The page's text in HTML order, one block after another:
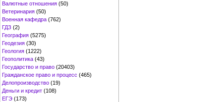
Валютные отношения (50)
Ветеринария (50)
Военная кафедра (762)
ГДЗ (2)
География (5275)
Геодезия (30)
Геология (1222)
Геополитика (43)
Государство и право (20403)
Гражданское право и процесс (465)
Делопроизводство (19)
Деньги и кредит (108)
ЕГЭ (173)